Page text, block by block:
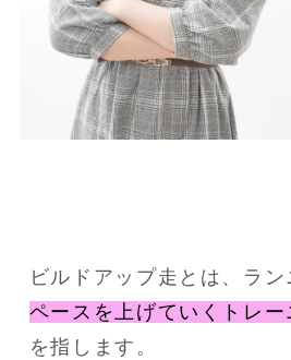
ビルドアップ走とは、ラ
ペースを上げていくトレ
を指します。